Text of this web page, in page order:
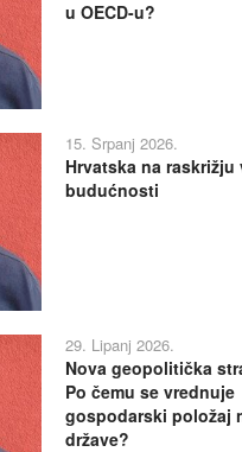
u OECD-u?
15. Srpanj 2026.
Hrvatska na
budućnosti
29. Lipanj 2026.
Nova geopolitička
Po čemu se vrednuje
gospodarski položaj
države?